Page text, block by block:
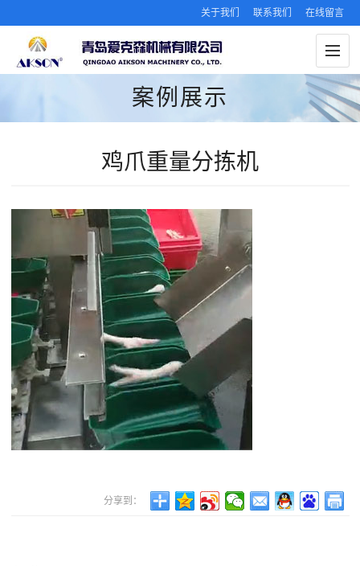
关于我们 联系我们 在线留言
案例展示
鸡爪重量分拣机
分享到：